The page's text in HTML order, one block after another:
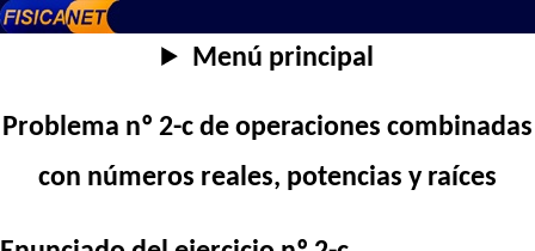
Menú principal
Problema nº 2-c de operaciones combinadas
con números reales, potencias y raíces